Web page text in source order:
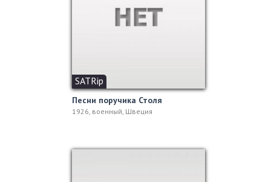
SATRip
Песни поручика Столя
1926, военный, Швеция